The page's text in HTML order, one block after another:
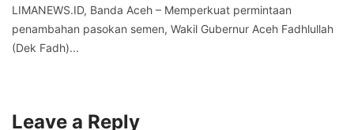
LIMANEWS.ID, Banda Aceh – Memperkuat permintaan
penambahan pasokan semen, Wakil Gubernur Aceh Fadhlullah
(Dek Fadh)...
Leave a Reply